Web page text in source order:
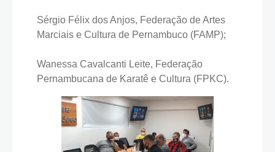
Sérgio Félix dos Anjos, Federação de Artes
Marciais e Cultura de Pernambuco (FAMP);
Wanessa Cavalcanti Leite, Federação
Pernambucana de Karatê e Cultura (FPKC).